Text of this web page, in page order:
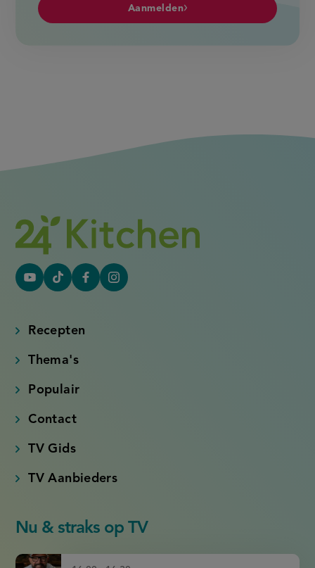
Aanmelden
YouTube
link)
Tiktok
link)
FacebookInstagram
Recepten
Thema's
Populair
Contact
TV Gids
TV Aanbieders
Nu & straks op TV